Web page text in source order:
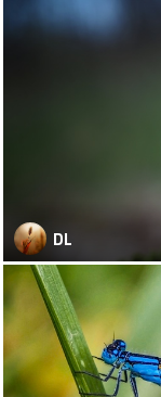
DL